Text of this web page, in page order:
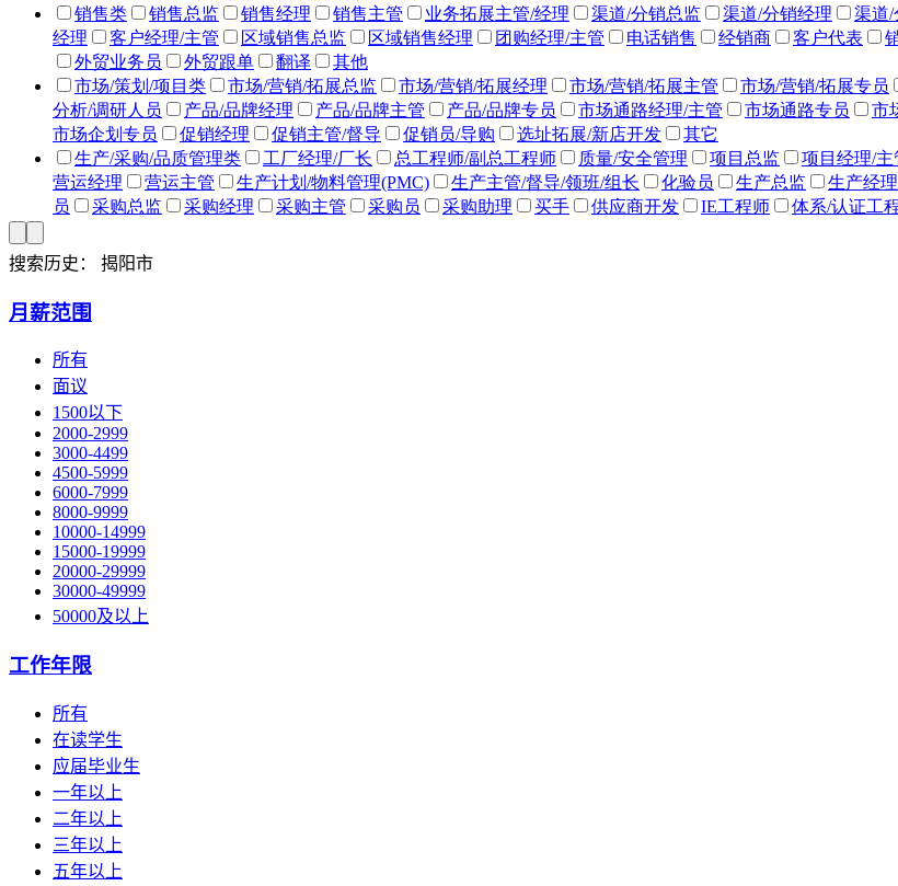
销售类
销售总监 销售经理 销售主管 业务拓展主管/经理 渠道/分销总监 渠道/分销经理 渠道/
经理
客户经理/主管 区域销售总监 区域销售经理 团购经理/主管 电话销售 经销商 客户代表
外贸业务员
外贸跟单 翻译
其他
市场/策划/项目类
市场/营销/拓展总监 市场/营销/拓展经理 市场/营销/拓展主管 市场/营销/拓展专员
分析/调研人员
产品/品牌经理 产品/品牌主管 产品/品牌专员 市场通路经理/主管 市场通路专员
市
市场企划专员
促销经理 促销主管/督导 促销员/导购 选址拓展/新店开发
其它
生产/采购/品质管理类
工厂经理/厂长 总工程师/副总工程师 质量/安全管理 项目总监 项目经理/主
营运经理
营运主管 生产计划/物料管理(PMC) 生产主管/督导/领班/组长 化验员 生产总监 生产经
员
采购总监 采购经理 采购主管 采购员 采购助理 买手 供应商开发 IE工程师 体系/认证工
人力资源/文职类类
化/员工关系/工会管理
行政/后勤类
管理员/资料管理员
财务/审计/统计类
出纳员
金经理/主管
客服/技术支持类
投诉专员
员
其它
搜索历史： 揭阳市
月薪范围
所有
面议
1500以下
2000-2999
3000-4499
4500-5999
6000-7999
8000-9999
10000-14999
15000-19999
20000-29999
30000-49999
50000及以上
工作年限
所有
在读学生
应届毕业生
一年以上
二年以上
三年以上
五年以上